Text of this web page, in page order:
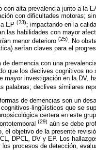
con alta prevalencia junto a la
con dificultades motoras;
EP (23); impactando en la
las habilidades con mayor
menor deterioro (25). No
serían claves para el
demencia con una
que los declives cognitivos
investigación en la DV,
palabras; declives similares
de demencias son un
lingüísticos que se
certera en este
(29) aún se debe
objetivo de la presente
DPCL, DV y EP. Los
procesos de detección,